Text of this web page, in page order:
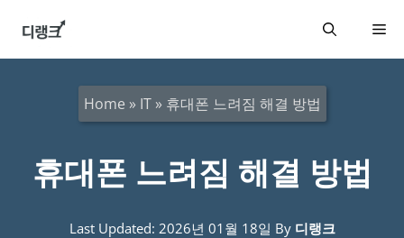
메
Home » IT» 휴대폰 느려짐 해결 방법
휴대폰 느려짐 해결 방법
Last Updated: 2026년 01월 18일 By 디랭크